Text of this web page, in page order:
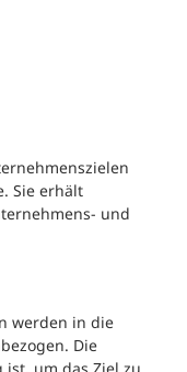
Sie erhält
und
werden in die
Die